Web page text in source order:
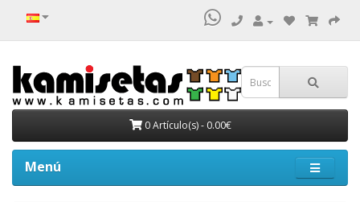
0 Artículo(s) - 0.00€
Menú